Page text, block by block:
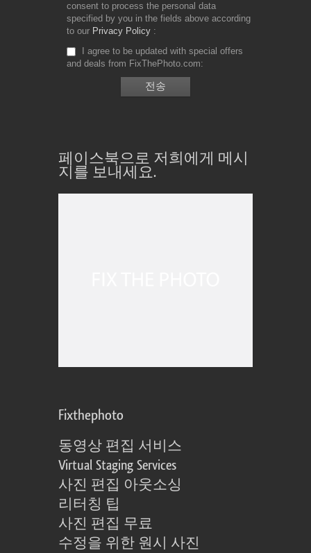
consent to process the personal data
specified by you in the fields above according
to our Privacy Policy
I agree to be updated with special offers
and deals from FixThePhoto.com
페이스북으로 저희에게 메시
지를 보내세요.
Fixthephoto
동영상 편집 서비스
Virtual Staging Services
사진 편집 아웃소싱
리터칭 팁
사진 편집 무료
수정을 위한 원시 사진